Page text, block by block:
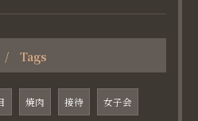
Tags
焼肉 接待 女子会